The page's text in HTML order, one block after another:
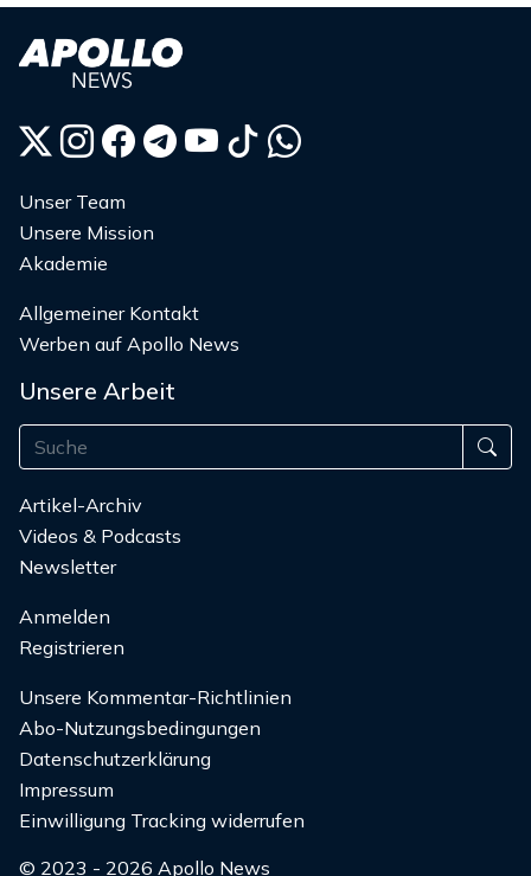
Unser Team
Unsere Mission
Akademie
Allgemeiner Kontakt
Werben auf Apollo News
Unsere Arbeit
Artikel-Archiv
Videos & Podcasts
Newsletter
Anmelden
Registrieren
Unsere Kommentar-Richtlinien
Abo-Nutzungsbedingungen
Datenschutzerklärung
Impressum
Einwilligung Tracking widerrufen
© 2023 - 2026 Apollo News